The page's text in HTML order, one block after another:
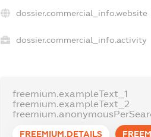
dossier.commercial_info.website
dossier.commercial_info.activity
freemium.exampleText_1
freemium.exampleText_2
FREEMIUM.DETAILS